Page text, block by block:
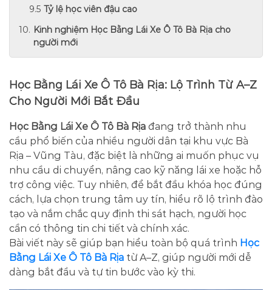
Tỷ lệ học viên đậu cao
Kinh nghiệm Học Bằng Lái Xe Ô Tô Bà Rịa cho
người mới
Học Bằng Lái Xe Ô Tô Bà Rịa: Lộ Trình Từ A–Z
Cho Người Mới Bắt Đầu
Học Bằng Lái Xe Ô Tô Bà Rịa đang trở thành nhu
cầu phổ biến của nhiều người dân tại khu vực Bà
Rịa – Vũng Tàu, đặc biệt là những ai muốn phục vụ
nhu cầu di chuyển, nâng cao kỹ năng lái xe hoặc hỗ
trợ công việc. Tuy nhiên, để bắt đầu khóa học đúng
cách, lựa chọn trung tâm uy tín, hiểu rõ lộ trình đào
tạo và nắm chắc quy định thi sát hạch, người học
cần có thông tin chi tiết và chính xác.
Bài viết này sẽ giúp bạn hiểu toàn bộ quá trình Học
Bằng Lái Xe Ô Tô Bà Rịa từ A–Z, giúp người mới dễ
dàng bắt đầu và tự tin bước vào kỳ thi.